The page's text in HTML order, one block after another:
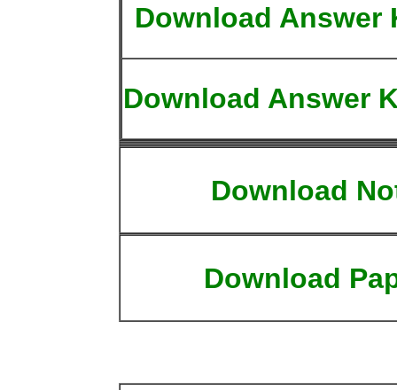
Download Answer
Download Answer
Download
Download